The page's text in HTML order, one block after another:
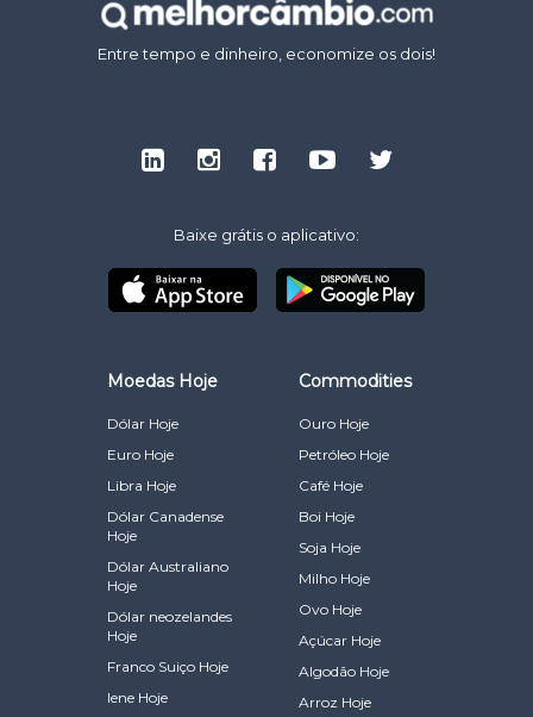
Entre tempo e dinheiro, economize os dois!
Baixe grátis o aplicativo:
Moedas Hoje
Dólar Hoje
Euro Hoje
Libra Hoje
Dólar Canadense
Hoje
Dólar Australiano
Hoje
Dólar neozelandes
Hoje
Franco Suiço Hoje
Iene Hoje
Commodities
Ouro Hoje
Petróleo Hoje
Café Hoje
Boi Hoje
Soja Hoje
Milho Hoje
Ovo Hoje
Açúcar Hoje
Algodão Hoje
Arroz Hoje